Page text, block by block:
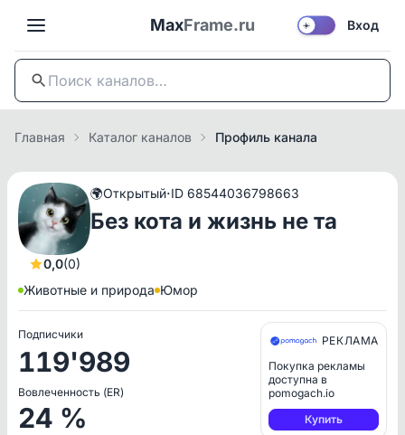
MaxFrame.ru ☀️ Вход
Главная Каталог каналов Профиль канала
0,0(0)
🌍Открытый·ID 68544036798663
Без кота и жизнь не та
Животные и природа Юмор
Подписчики
119'989
Вовлеченность (ER)
24 %
РЕКЛАМА
Покупка рекламы
доступна в
pomogach.io
Купить